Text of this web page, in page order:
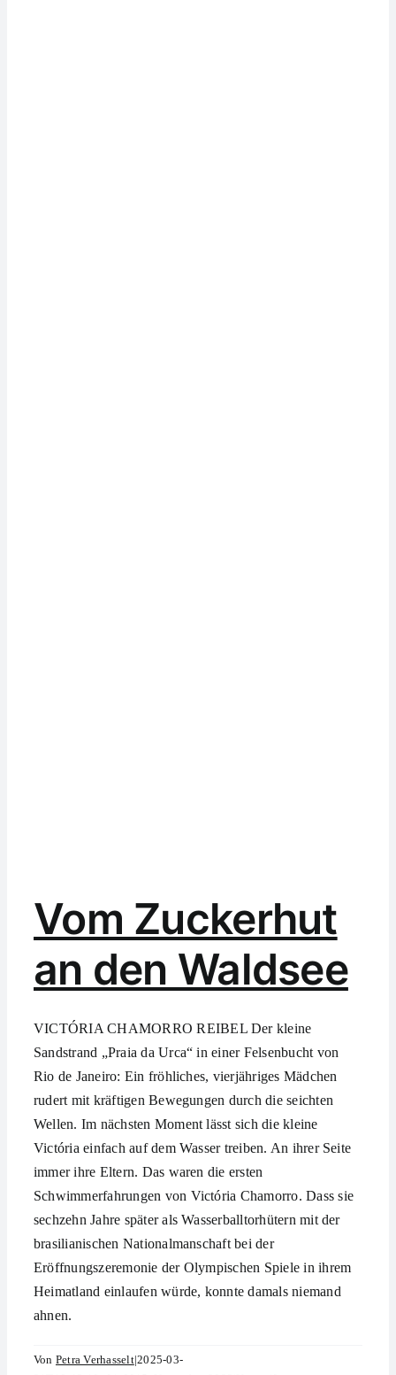
Vom Zuckerhut
an den Waldsee
VICTÓRIA CHAMORRO REIBEL Der kleine
Sandstrand „Praia da Urca“ in einer Felsenbucht von
Rio de Janeiro: Ein fröhliches, vierjähriges Mädchen
rudert mit kräftigen Bewegungen durch die seichten
Wellen. Im nächsten Moment lässt sich die kleine
Victória einfach auf dem Wasser treiben. An ihrer Seite
immer ihre Eltern. Das waren die ersten
Schwimmerfahrungen von Victória Chamorro. Dass sie
sechzehn Jahre später als Wasserballtorhütern mit der
brasilianischen Nationalmanschaft bei der
Eröffnungszeremonie der Olympischen Spiele in ihrem
Heimatland einlaufen würde, konnte damals niemand
ahnen.
Von Petra Verhasselt|2025-03-